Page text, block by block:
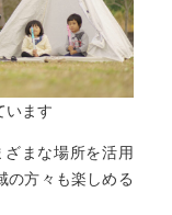
います
まな場所を活用
の方々も楽しめる